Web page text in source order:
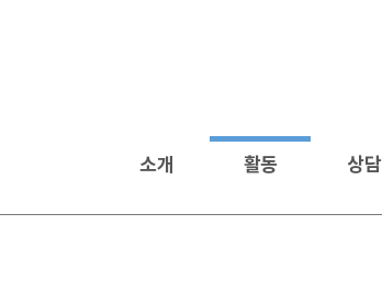
소개 활동 상담